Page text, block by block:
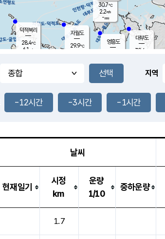
풍도
3.2m/s
30.7℃
2.2m/s
-mm
영흥도
자월도
29.9℃
대부도
30.4
-
덕적북리
28.4℃
6.1 m/s
지역
-12시간 -3시간 -1시간
날씨
현재일기
시정
km
운량
1/10
중하운량
1.7